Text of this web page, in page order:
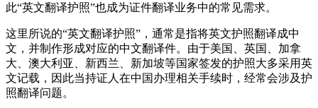
此“英文翻译护照”也成为证件翻译业务中的常见需求。
这里所说的“英文翻译护照”，通常是指将英文护照翻译成中
文，并制作形成对应的中文翻译件。由于美国、英国、加拿
大、澳大利亚、新西兰、新加坡等国家签发的护照大多采用英
文记载，因此当持证人在中国办理相关手续时，经常会涉及护
照翻译问题。